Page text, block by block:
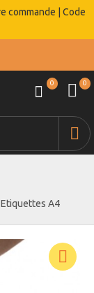
commande | Code
0 0
Etiquettes A4